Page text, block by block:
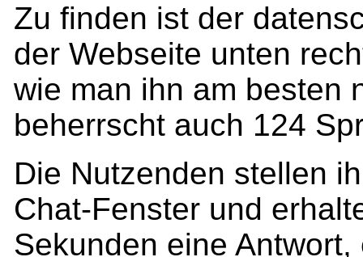
Zu finden ist der
der Webseite unten
wie man ihn am besten
beherrscht auch 124
Die Nutzenden stellen
Chat-Fenster und
Sekunden eine